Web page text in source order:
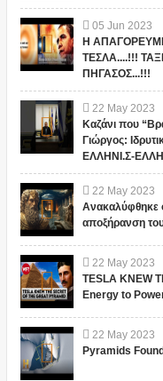
05 Jun 2023
Η
ΤΕΣΛΑ....!!!
ΠΗΓΑΣΟΣ...!!!
22 May 2023
Καζάνι που
Γιώργος:
ΕΛΛΗΝΙ.Σ-
22 May 2023
Ανακαλύφθηκε
αποξήρανση
22 May 2023
TESLA KNEW
Energy to
22 May 2023
Pyramids